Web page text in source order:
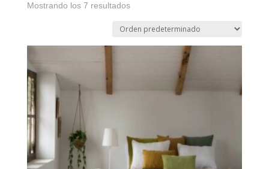
Mostrando los 7 resultados